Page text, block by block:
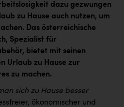
GmbH
Motorhotels
dazu gezwungen
zu Hause auch nutzen, um
Das österreichische
Spezialist für
bietet mit seinen
Urlaub zu Hause zur
zu machen.
sich zu Hause besser
ökonomischer und